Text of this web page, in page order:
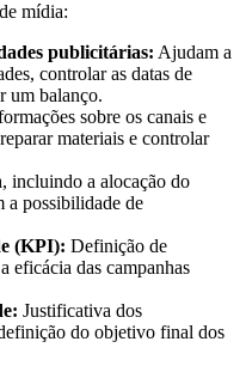
mídia:
publicitárias: Ajudam a
controlar as datas de
um balanço.
sobre os canais e
materiais e controlar
incluindo a alocação do
a possibilidade de
(KPI): Definição de
eficácia das campanhas
Justificativa dos
do objetivo final dos